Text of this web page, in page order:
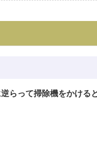
らって掃除機をかけ